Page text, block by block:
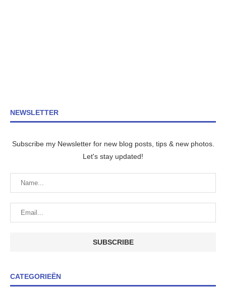
NEWSLETTER
Subscribe my Newsletter for new blog posts, tips & new photos.
Let's stay updated!
CATEGORIEËN